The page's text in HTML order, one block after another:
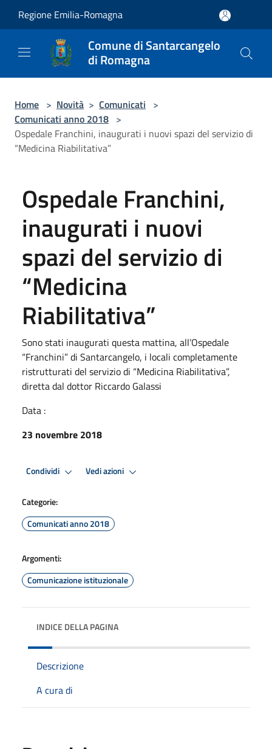
Regione Emilia-Romagna
Comune di Santarcangelo
di Romagna
Home > Novità > Comunicati >
Comunicati anno 2018 >
Ospedale Franchini, inaugurati i nuovi spazi del servizio di
“Medicina Riabilitativa”
Ospedale Franchini,
inaugurati i nuovi
spazi del servizio di
“Medicina
Riabilitativa”
Sono stati inaugurati questa mattina, all’Ospedale
“Franchini” di Santarcangelo, i locali completamente
ristrutturati del servizio di “Medicina Riabilitativa”,
diretta dal dottor Riccardo Galassi
Data :
23 novembre 2018
Condividi Vedi azioni
Categorie:
Comunicati anno 2018
Argomenti:
Comunicazione istituzionale
INDICE DELLA PAGINA
Descrizione
A cura di